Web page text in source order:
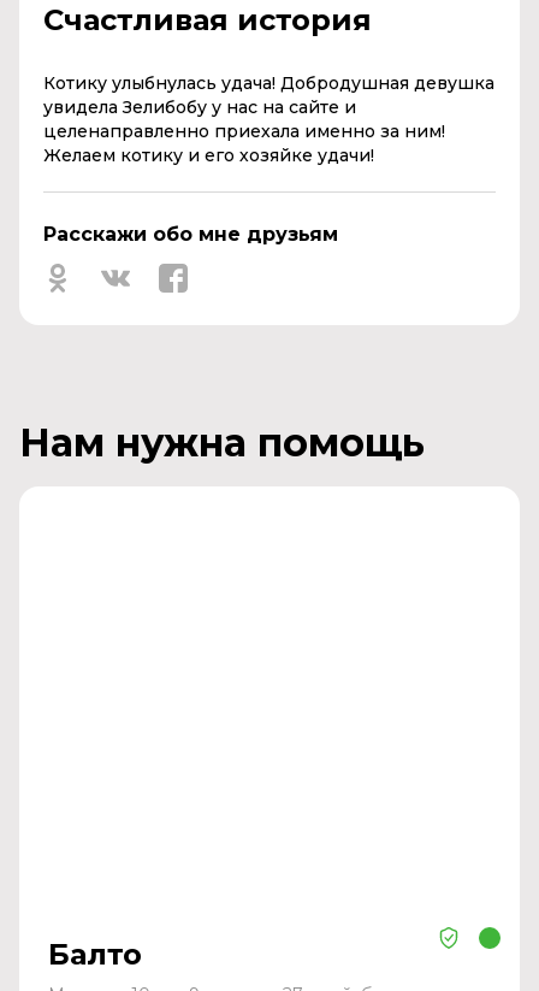
Счастливая история
Котику улыбнулась удача! Добродушная девушка
увидела Зелибобу у нас на сайте и
целенаправленно приехала именно за ним!
Желаем котику и его хозяйке удачи!
Расскажи обо мне друзьям
Нам нужна помощь
Балто